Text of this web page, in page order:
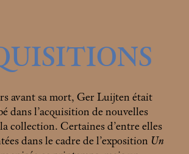
avant sa mort, Ger Luijten était
dans l’acquisition de nouvelles
collection. Certaines d’entre elles
dans le cadre de l’exposition Un